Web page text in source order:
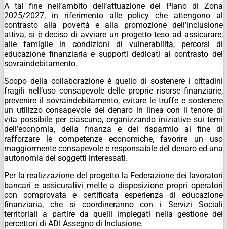
A tal fine nell’ambito dell’attuazione del Piano di Zona
2025/2027, in riferimento alle policy che attengono al
contrasto alla povertà e alla promozione dell’inclusione
attiva, si è deciso di avviare un progetto teso ad assicurare,
alle famiglie in condizioni di vulnerabilità, percorsi di
educazione finanziaria e supporti dedicati al contrasto del
sovraindebitamento.
Scopo della collaborazione è quello di sostenere i cittadini
fragili nell’uso consapevole delle proprie risorse finanziarie,
prevenire il sovraindebitamento, evitare le truffe e sostenere
un utilizzo consapevole del denaro in linea con il tenore di
vita possibile per ciascuno, organizzando iniziative sui temi
dell’economia, della finanza e del risparmio al fine di
rafforzare le competenze economiche, favorire un uso
maggiormente consapevole e responsabile del denaro ed una
autonomia dei soggetti interessati.
Per la realizzazione del progetto la Federazione dei lavoratori
bancari e assicurativi mette a disposizione propri operatori
con comprovata e certificata esperienza di educazione
finanziaria, che si coordineranno con i Servizi Sociali
territoriali a partire da quelli impiegati nella gestione dei
percettori di ADI Assegno di Inclusione.